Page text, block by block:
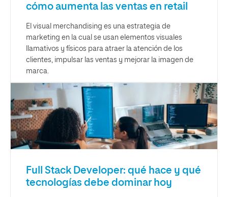
cómo aumenta las ventas en retail
El visual merchandising es una estrategia de
marketing en la cual se usan elementos visuales
llamativos y físicos para atraer la atención de los
clientes, impulsar las ventas y mejorar la imagen de
marca.
Full Stack Developer: qué hace y qué
tecnologías debe dominar hoy